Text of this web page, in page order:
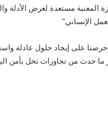
المعنية مستعدة لعرض الأدلة
الإنساني”
حرصنا على إيجاد حلول عادلة
ما حدث من تجاوزات تخل بأمن